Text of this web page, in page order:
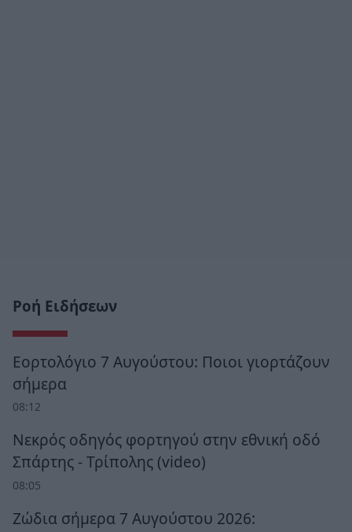
Ροή Ειδήσεων
Εορτολόγιο 7 Αυγούστου: Ποιοι γιορτάζουν
σήμερα
08:12
Νεκρός οδηγός φορτηγού στην εθνική οδό
Σπάρτης - Τρίπολης (video)
08:05
Ζώδια σήμερα 7 Αυγούστου 2026: